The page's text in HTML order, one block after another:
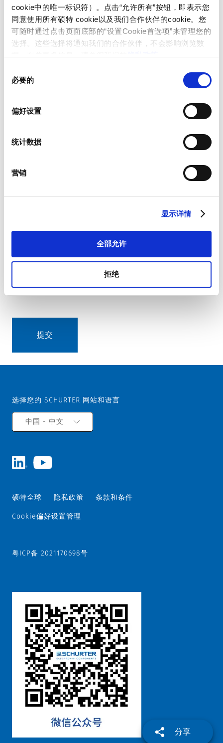
cookie中的唯一标识符）。点击“允许所有”按钮，即表示您
同意使用所有硕特 cookie以及我们合作伙伴的cookie。您
可随时通过点击页面底部的“设置Cookie首选项”来管理您的
选择。这些选择将通知我们的合作伙伴，不会影响浏览数
据。有关更多信息，请参阅我们的隐私政策。
必要的
偏好设置
统计数据
营销
显示详情
全部允许
拒绝
留言*
硕特可从您提供的联系信息，与您沟通联系。您可从订阅了我们
法律的规定，您可以撤回此前向我们提供的任何同意和取消订阅
处理和隐私保护措施，或者取消订阅，请查看我们的隐私政策。*
我同意接受一般条款和条件以及隐私政策。
分享
选择您的 SCHURTER 网站和语言
中国 - 中文
硕特全球 隐私政策 条款和条件
Cookie偏好设置管理
粤ICP备 2021170698号